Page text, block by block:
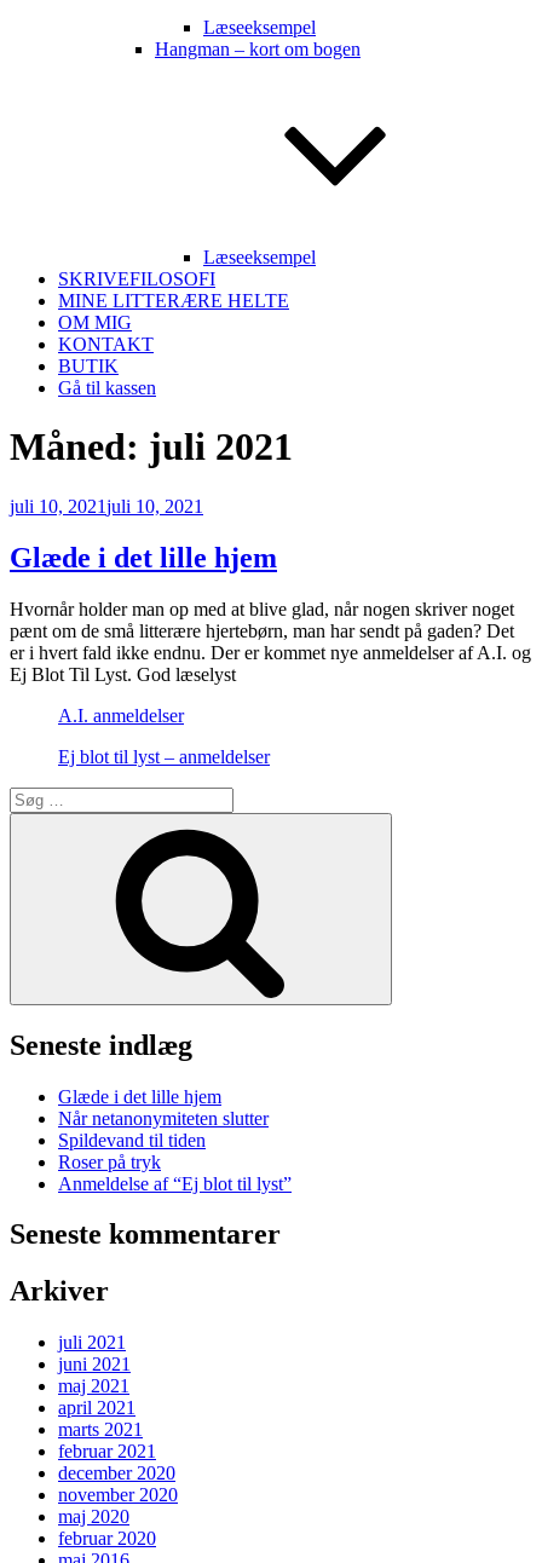
Læseeksempel
Hangman – kort om bogen
Læseeksempel
SKRIVEFILOSOFI
MINE LITTERÆRE HELTE
OM MIG
KONTAKT
BUTIK
Gå til kassen
Måned: juli 2021
Udgivet
juli 10, 2021juli 10, 2021
Glæde i det lille hjem
Hvornår holder man op med at blive glad, når nogen skriver noget
pænt om de små litterære hjertebørn, man har sendt på gaden? Det
er i hvert fald ikke endnu. Der er kommet nye anmeldelser af A.I. og
Ej Blot Til Lyst. God læselyst
A.I. anmeldelser
Ej blot til lyst – anmeldelser
Søg
efter:
Seneste indlæg
Glæde i det lille hjem
Når netanonymiteten slutter
Spildevand til tiden
Roser på tryk
Anmeldelse af “Ej blot til lyst”
Seneste kommentarer
Arkiver
juli 2021
juni 2021
maj 2021
april 2021
marts 2021
februar 2021
december 2020
november 2020
maj 2020
februar 2020